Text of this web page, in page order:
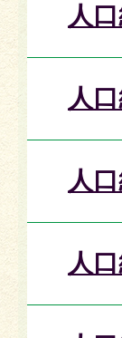
人
人
人
人